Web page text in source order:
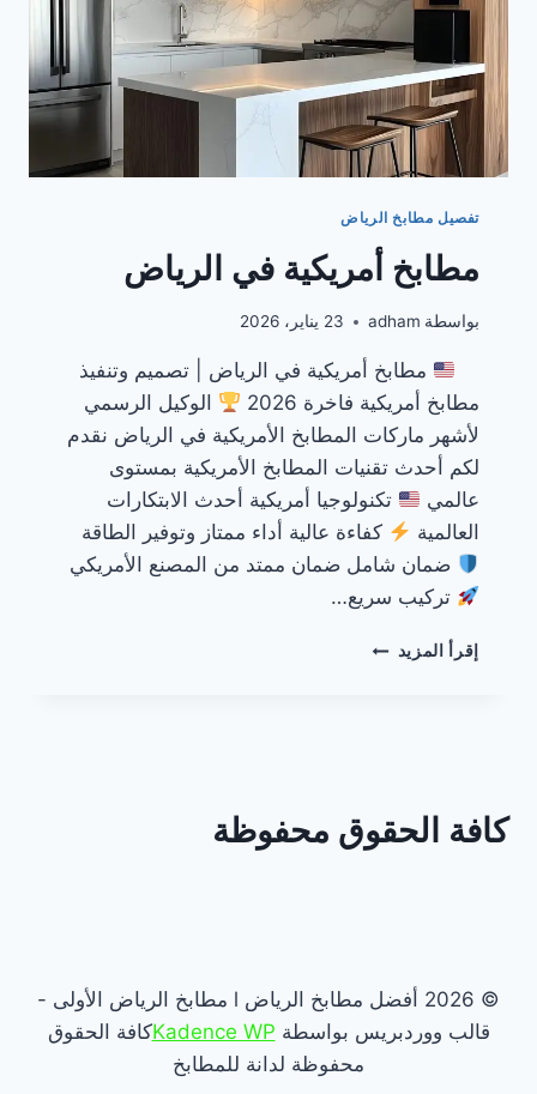
تفصيل مطابخ الرياض
مطابخ أمريكية في الرياض
بواسطة adham 23 يناير، 2026
مطابخ أمريكية في الرياض | تصميم وتنفيذ
مطابخ أمريكية فاخرة 2026
الوكيل الرسمي
لأشهر ماركات المطابخ الأمريكية في الرياض نقدم
لكم أحدث تقنيات المطابخ الأمريكية بمستوى
عالمي
تكنولوجيا أمريكية أحدث الابتكارات
العالمية
كفاءة عالية أداء ممتاز وتوفير الطاقة
ضمان شامل ضمان ممتد من المصنع الأمريكي
تركيب سريع…
إقرأ المزيد مطابخ
كافة الحقوق محفوظة
© 2026 أفضل مطابخ الرياض l مطابخ الرياض الأولى -
قالب ووردبريس بواسطة Kadence WPكافة الحقوق
محفوظة لدانة للمطابخ